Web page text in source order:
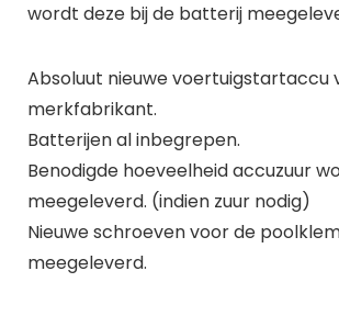
wordt deze bij de batterij
Absoluut nieuwe voertuigstartaccu
merkfabrikant.
Batterijen al inbegrepen.
Benodigde hoeveelheid accuzuur
meegeleverd. (indien zuur nodig)
Nieuwe schroeven voor de
meegeleverd.